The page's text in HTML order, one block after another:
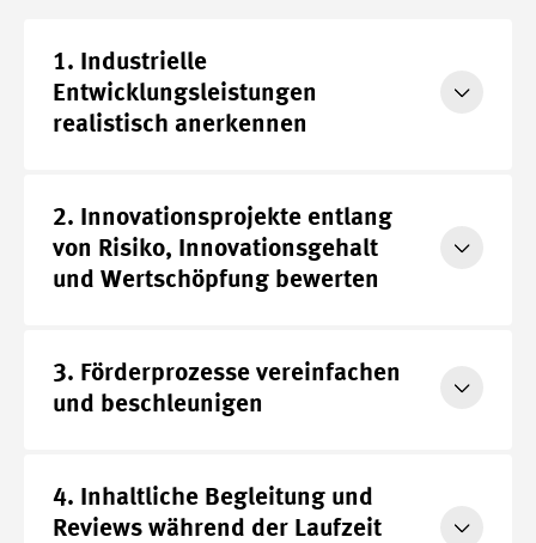
1. Industrielle
Entwicklungsleistungen
realistisch anerkennen
2. Innovationsprojekte entlang
von Risiko, Innovationsgehalt
und Wertschöpfung bewerten
3. Förderprozesse vereinfachen
und beschleunigen
4. Inhaltliche Begleitung und
Reviews während der Laufzeit